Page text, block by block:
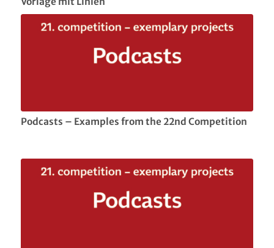
Podcasts – Examples from the 22nd Competition